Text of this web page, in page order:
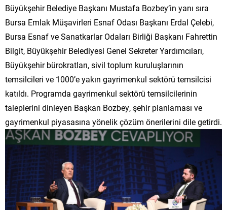
Büyükşehir Belediye Başkanı Mustafa Bozbey’in yanı sıra
Bursa Emlak Müşavirleri Esnaf Odası Başkanı Erdal Çelebi,
Bursa Esnaf ve Sanatkarlar Odaları Birliği Başkanı Fahrettin
Bilgit, Büyükşehir Belediyesi Genel Sekreter Yardımcıları,
Büyükşehir bürokratları, sivil toplum kuruluşlarının
temsilcileri ve 1000’e yakın gayrimenkul sektörü temsilcisi
katıldı. Programda gayrimenkul sektörü temsilcilerinin
taleplerini dinleyen Başkan Bozbey, şehir planlaması ve
gayrimenkul piyasasına yönelik çözüm önerilerini dile getirdi.